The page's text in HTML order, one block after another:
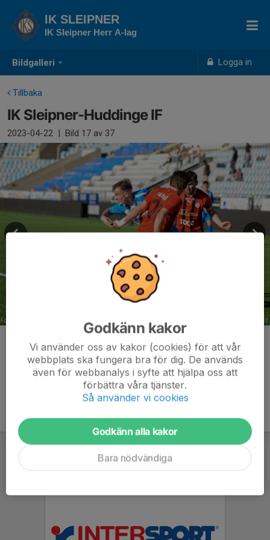
Bildgalleri Logga in
IK SLEIPNER
IK Sleipner Herr A-lag
Tillbaka
IK Sleipner-Huddinge IF
2023-04-22 | Bild 17 av 37
Kommentarer
Godkänn kakor
Vi använder oss av kakor (cookies) för att vår
webbplats ska fungera bra för dig. De används
även för webbanalys i syfte att hjälpa oss att
förbättra våra tjänster.
Så använder vi cookies
Godkänn alla kakor
Bara nödvändiga